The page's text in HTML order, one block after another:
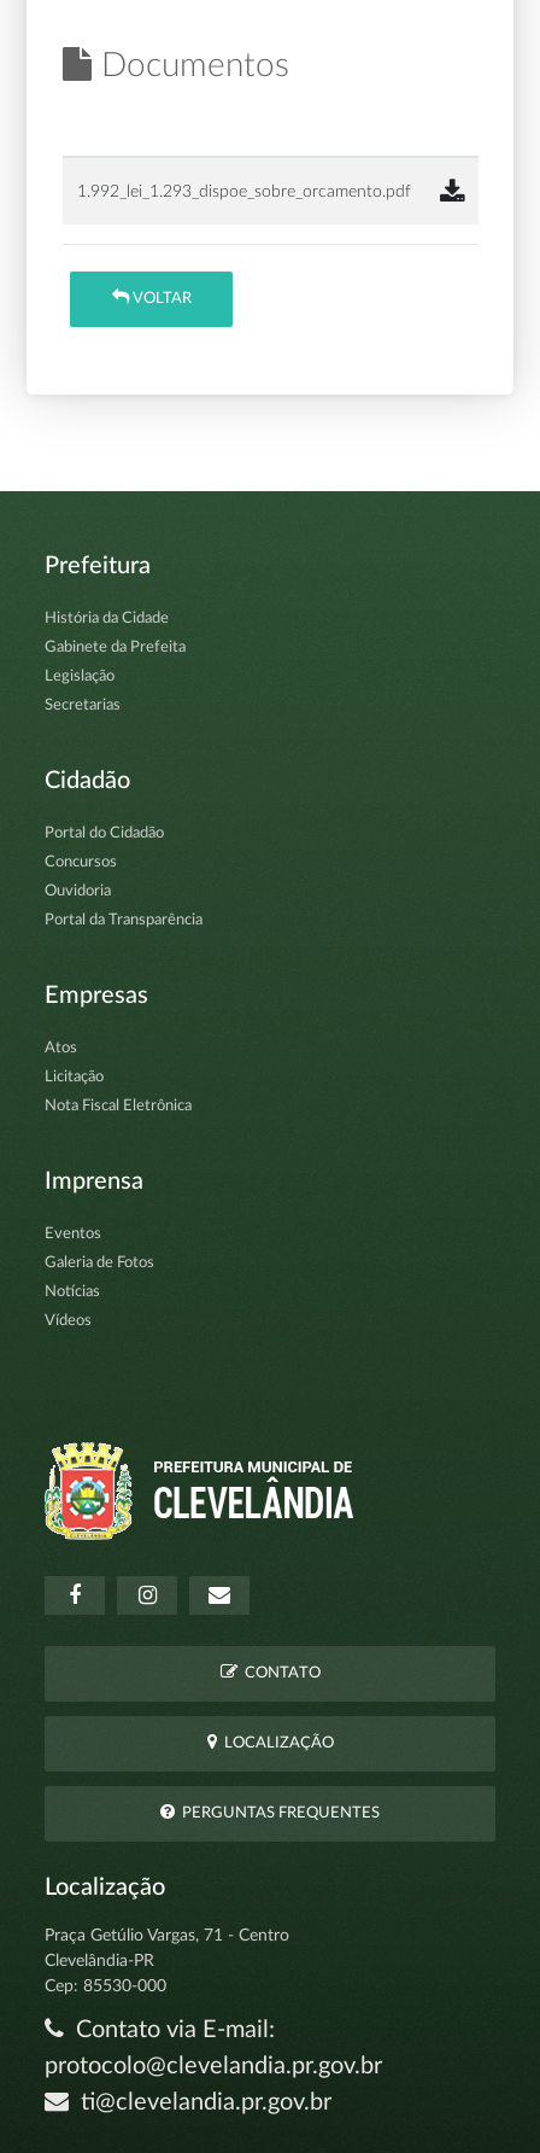
Documentos
1.992_lei_1.293_dispoe_sobre_orcamento.pdf
VOLTAR
Prefeitura
História da Cidade
Gabinete da Prefeita
Legislação
Secretarias
Cidadão
Portal do Cidadão
Concursos
Ouvidoria
Portal da Transparência
Empresas
Atos
Licitação
Nota Fiscal Eletrônica
Imprensa
Eventos
Galeria de Fotos
Notícias
Vídeos
CONTATO
LOCALIZAÇÃO
PERGUNTAS FREQUENTES
Localização
Praça Getúlio Vargas, 71 - Centro
Clevelândia-PR
Cep: 85530-000
Contato via E-mail:
protocolo@clevelandia.pr.gov.br
ti@clevelandia.pr.gov.br